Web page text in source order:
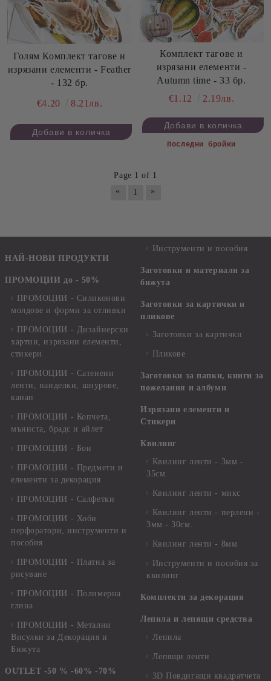
Голям Комплект тагове и
изрязани елементи - Feather
- 132 бр.
€4.20
8.21лв.
Комплект тагове и
изрязани елементи -
Autumn time - 33 бр.
€1.12
2.19лв.
Последни бройки
Page 1 of 1
«
1 »
НАЙ-НОВИ ПРОДУКТИ
ПРОМОЦИИ до - 50%
ПРОМОЦИИ - Силиконови
молдове и форми за отливки
ПРОМОЦИИ - Дизайнерски
хартии, изрязани елементи,
стикери
ПРОМОЦИИ - Сатенени
ленти, панделки, шнурове,
канап
ПРОМОЦИИ - Копчета,
мъниста, брадс и айлет
ПРОМОЦИИ - Бои
ПРОМОЦИИ - Предмети и
елементи за декорация
ПРОМОЦИИ - Салфетки
ПРОМОЦИИ - Хоби
перфоратори, инструменти и
пособия
ПРОМОЦИИ - Платна за
рисуване
ПРОМОЦИИ - Полимерна
глина
ПРОМОЦИИ - Метални
Висулки за Декорация и
Бижута
OUTLET -50 % -60% -70%
Инструменти и пособия
Заготовки и материали за
бижута
Заготовки за картички и
пликове
Заготовки за картички
Пликове
Заготовки за папки, книги за
пожелания и албуми
Изрязани елементи и
Стикери
Квилинг
Квилинг ленти - 3мм -
35см.
Квилинг ленти - микс
Квилинг ленти - перлени -
3мм - 30см.
Квилинг ленти - 8мм
Инструменти и пособия за
квилинг
Комплекти за декорация
Лепила и лепящи средства
Лепила
Лепящи ленти
3D Повдигащи квадратчета